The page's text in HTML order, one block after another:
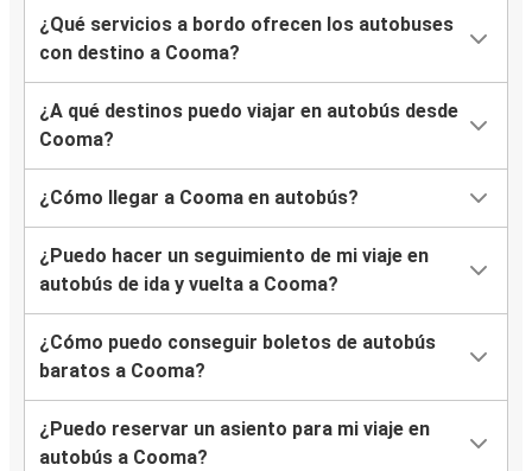
¿Qué servicios a bordo ofrecen los autobuses
con destino a Cooma?
¿A qué destinos puedo viajar en autobús desde
Cooma?
¿Cómo llegar a Cooma en autobús?
¿Puedo hacer un seguimiento de mi viaje en
autobús de ida y vuelta a Cooma?
¿Cómo puedo conseguir boletos de autobús
baratos a Cooma?
¿Puedo reservar un asiento para mi viaje en
autobús a Cooma?